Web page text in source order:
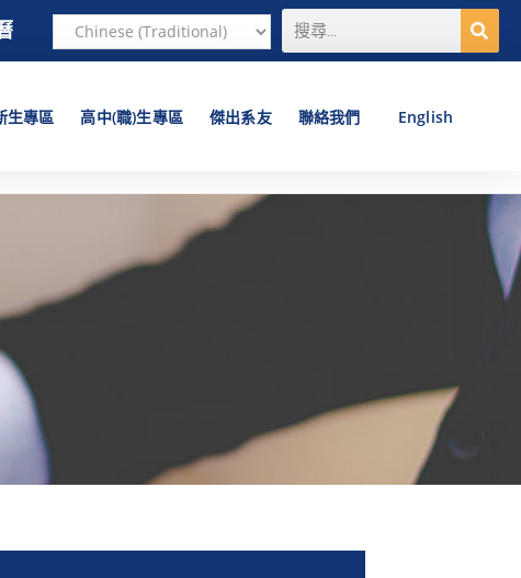
生專區 高中(職)生專區 傑出系友 聯絡我們 English